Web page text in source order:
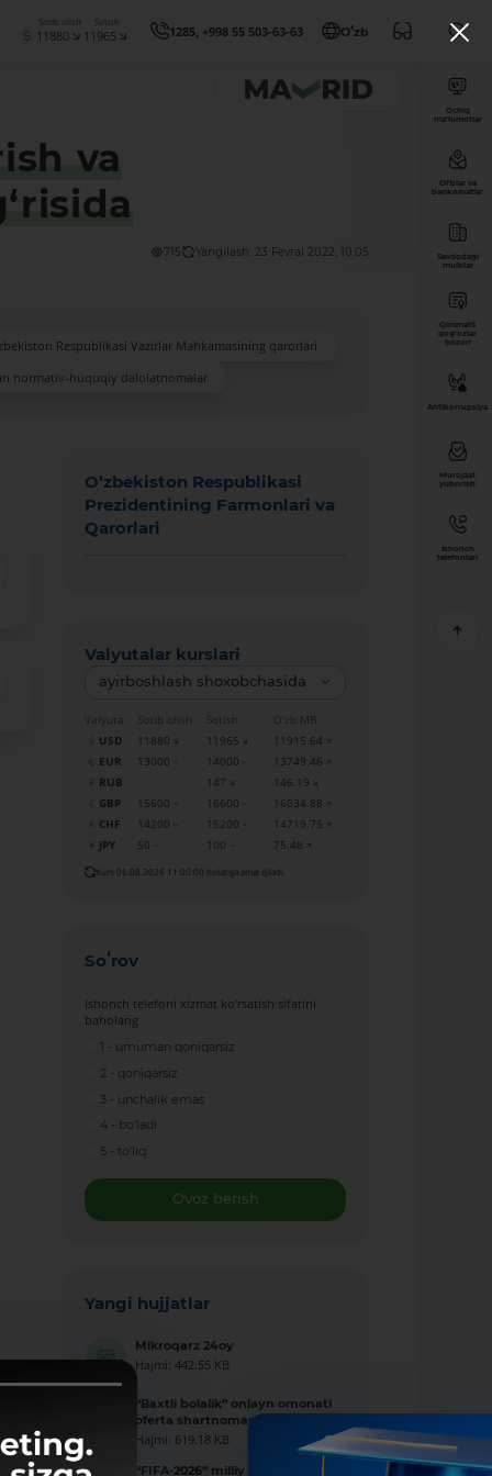
Sotib olish
11880
Sotish
11965 1285, +998 55 503-63-63 Oʻzb
va
715 Yangilash: 23 Fevral 2022, 10:05
Respublikasi Vazirlar Mahkamasining qarorlari
normativ-huquqiy dalolatnomalar
O’zbekiston Respublikasi
Prezidentining Farmonlari va
Qarorlari
Valyutalar kurslari
ayirboshlash shoxobchasida
Valyuta Sotib olish Sotish
O‘zb MB
USD
11880 11965
11915.64
EUR
13000 14000
13749.46
RUB
147
146.19
GBP
15600 16600
16034.88
CHF
14200 15200
14719.75
JPY
50 100 75.48
Kurs 06.08.2026 11:00:00 holatiga amal qiladi
Soʻrov
Ishonch telefoni xizmat ko'rsatish sifatini
baholang
1 - umuman qoniqarsiz
2 - qoniqarsiz
3 - unchalik emas
4 - bo'ladi
5 - to'liq
Ovoz berish
Yangi hujjatlar
Mikroqarz 24oy
Hajmi: 442.55 KB
“Baxtli bolalik” onlayn omonati
oferta shartnomasi
Hajmi: 619.18 KB
“FIFA-2026” milliy valyutada
Ochiq
ma’lumotlar
Ofislar va
bankomatlar
Savdodagi
mulklar
Qimmatli
qog'ozlar
bozori
Antikorrupsiya
Murojaat
yuborish
Ishonch
telefonlari